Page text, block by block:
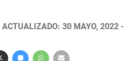
| ACTUALIZADO: 30 MAYO, 2022 -